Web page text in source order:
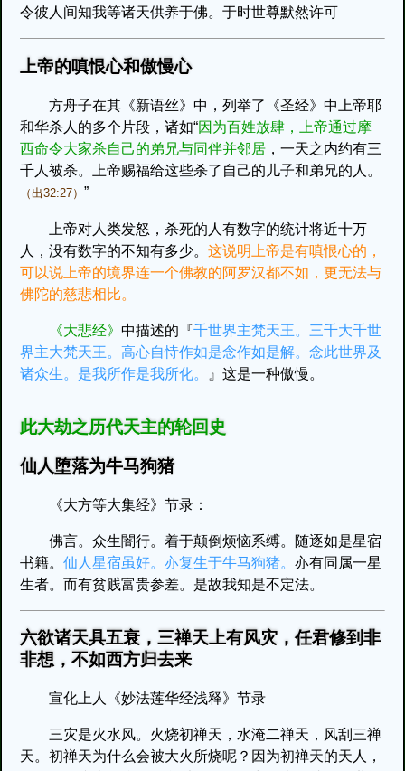
令彼人间知我等诸天供养于佛。于时世尊默然许可
上帝的嗔恨心和傲慢心
方舟子在其《新语丝》中，列举了《圣经》中上帝耶
和华杀人的多个片段，诸如“因为百姓放肆，上帝通过摩
西命令大家杀自己的弟兄与同伴并邻居 ，一天之内约有三
千人被杀。上帝赐福给这些杀了自己的儿子和弟兄的人。
（出32:27）”
上帝对人类发怒，杀死的人有数字的统计将近十万
人，没有数字的不知有多少。这说明上帝是有嗔恨心的，
可以说上帝的境界连一个佛教的阿罗汉都不如，更无法与
佛陀的慈悲相比。
《大悲经》中描述的『千世界主梵天王。三千大千世
界主大梵天王。高心自恃作如是念作如是解。念此世界及
诸众生。是我所作是我所化。
』这是一种傲慢。
此大劫之历代天主的轮回史
仙人堕落为牛马狗猪
《大方等大集经》节录：
佛言。众生闇行。着于颠倒烦恼系缚。随逐如是星宿
书籍。仙人星宿虽好。亦复生于牛马狗猪。亦有同属一星
生者。而有贫贱富贵参差。是故我知是不定法。
六欲诸天具五衰，三禅天上有风灾，任君修到非
非想，不如西方归去来
宣化上人《妙法莲华经浅释》节录
三灾是火水风。火烧初禅天，水淹二禅天，风刮三禅
天。初禅天为什么会被大火所烧呢？因为初禅天的天人，